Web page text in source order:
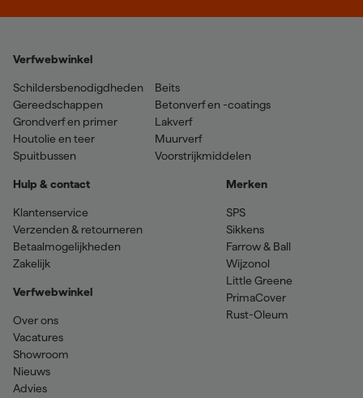
Verfwebwinkel
Schildersbenodigdheden
Gereedschappen
Grondverf en primer
Houtolie en teer
Spuitbussen
Beits
Betonverf en -coatings
Lakverf
Muurverf
Voorstrijkmiddelen
Hulp & contact
Klantenservice
Verzenden & retourneren
Betaalmogelijkheden
Zakelijk
Verfwebwinkel
Over ons
Vacatures
Showroom
Nieuws
Advies
Merken
SPS
Sikkens
Farrow & Ball
Wijzonol
Little Greene
PrimaCover
Rust-Oleum